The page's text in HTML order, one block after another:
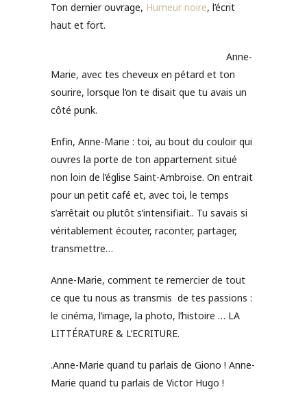
Ton dernier ouvrage, Humeur noire, l’écrit
haut et fort.
Anne-
Marie, avec tes cheveux en pétard et ton
sourire, lorsque l’on te disait que tu avais un
côté punk.
Enfin, Anne-Marie : toi, au bout du couloir qui
ouvres la porte de ton appartement situé
non loin de l’église Saint-Ambroise. On entrait
pour un petit café et, avec toi, le temps
s’arrêtait ou plutôt s’intensifiait.. Tu savais si
véritablement écouter, raconter, partager,
transmettre…
Anne-Marie, comment te remercier de tout
ce que tu nous as transmis de tes passions :
le cinéma, l’image, la photo, l’histoire … LA
LITTÉRATURE & L’ECRITURE.
.Anne-Marie quand tu parlais de Giono ! Anne-
Marie quand tu parlais de Victor Hugo !